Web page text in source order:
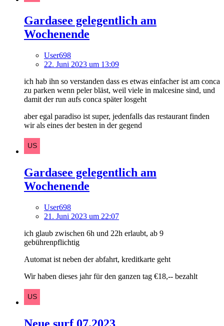
Gardasee gelegentlich am
Wochenende
User698
22. Juni 2023 um 13:09
ich hab ihn so verstanden dass es etwas einfacher ist am conca
zu parken wenn peler bläst, weil viele in malcesine sind, und
damit der run aufs conca später losgeht
aber egal paradiso ist super, jedenfalls das restaurant finden
wir als eines der besten in der gegend
Gardasee gelegentlich am
Wochenende
User698
21. Juni 2023 um 22:07
ich glaub zwischen 6h und 22h erlaubt, ab 9
gebührenpflichtig
Automat ist neben der abfahrt, kreditkarte geht
Wir haben dieses jahr für den ganzen tag €18,-- bezahlt